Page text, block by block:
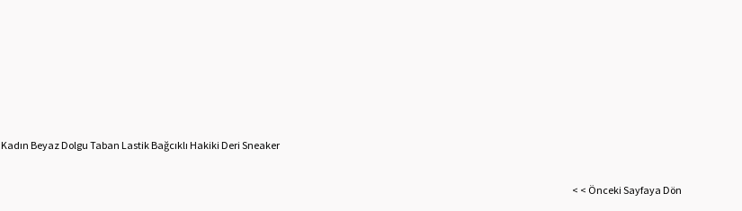
Kadın Beyaz Dolgu Taban Lastik Bağcıklı Hakiki Deri Sneaker
< < Önceki Sayfaya Dön